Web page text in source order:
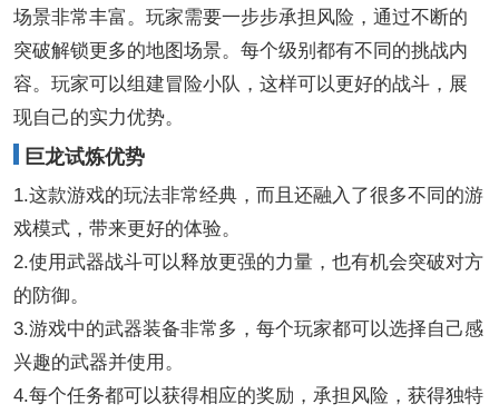
场景非常丰富。玩家需要一步步承担风险，通过不断的
突破解锁更多的地图场景。每个级别都有不同的挑战内
容。玩家可以组建冒险小队，这样可以更好的战斗，展
现自己的实力优势。
巨龙试炼优势
1.这款游戏的玩法非常经典，而且还融入了很多不同的游
戏模式，带来更好的体验。
2.使用武器战斗可以释放更强的力量，也有机会突破对方
的防御。
3.游戏中的武器装备非常多，每个玩家都可以选择自己感
兴趣的武器并使用。
4.每个任务都可以获得相应的奖励，承担风险，获得独特